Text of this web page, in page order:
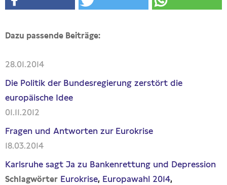
Dazu passende Beiträge:
28.01.2014
Die Politik der Bundesregierung zerstört die
europäische Idee
01.11.2012
Fragen und Antworten zur Eurokrise
18.03.2014
Karlsruhe sagt Ja zu Bankenrettung und Depression
Schlagwörter Eurokrise Europawahl 2014